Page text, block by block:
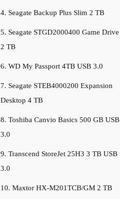
4. Seagate Backup Plus Slim 2 TB
5. Seagate STGD2000400 Game Drive
2 TB
6. WD My Passport 4TB USB 3.0
7. Seagate STEB4000200 Expansion
Desktop 4 TB
8. Toshiba Canvio Basics 500 GB USB
3.0
9. Transcend StoreJet 25H3 3 TB USB
3.0
10. Maxtor HX-M201TCB/GM 2 TB